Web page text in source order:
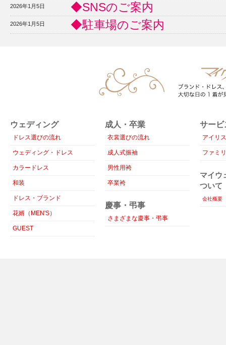
2026年1月5日 ◆SNSのご案内
2026年1月5日 ◆駐車場のご案内
ウェディング
ドレス選びの流れ
ウェディング・ドレス
カラードレス
和装
ドレス・ブランド
花婿（MEN'S）
GUEST
成人・卒業
衣裳選びの流れ
成人式振袖
男性用袴
卒業袴
慶事・弔事
さまざまな慶事・弔事
サービ
アイリ
ファミ
マイウ
ついて
会社概要